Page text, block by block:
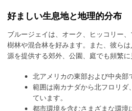
好ましい生息地と地理的分布
ブルージェイは、オーク、ヒッコリー
樹林や混合林を好みます。また、彼ら
源を提供する郊外、公園、庭でも頻繁に
北アメリカの東部および中央部
範囲は南カナダから北フロリダ
ています。
都市環境を含むさまざまな環境